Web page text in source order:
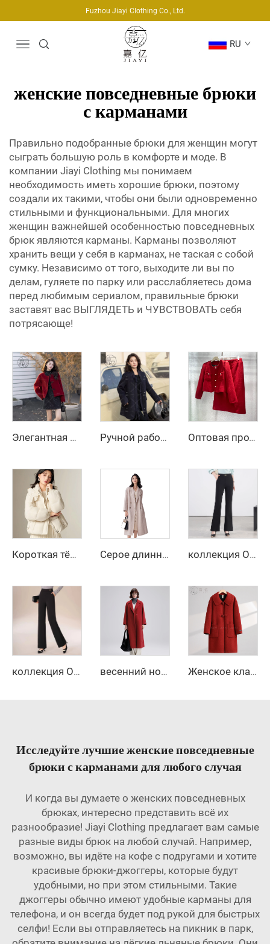
Fuzhou Jiayi Clothing Co., Ltd.
RU
женские повседневные брюки
с карманами
Правильно подобранные брюки для женщин могут
сыграть большую роль в комфорте и моде. В
компании Jiayi Clothing мы понимаем
необходимость иметь хорошие брюки, поэтому
создали их такими, чтобы они были одновременно
стильными и функциональными. Для многих
женщин важнейшей особенностью повседневных
брюк являются карманы. Карманы позволяют
хранить вещи у себя в карманах, не таская с собой
сумку. Независимо от того, выходите ли вы по
делам, гуляете по парку или расслабляетесь дома
перед любимым сериалом, правильные брюки
заставят вас ВЫГЛЯДЕТЬ и ЧУВСТВОВАТЬ себя
потрясающе!
Элегантная красная куртка с длинным рукавом для девочки на осень и зиму, повседневная однотонная модель из женской шерсти и смесовых материалов Ручной работы женское двустороннее шерстяное пальто, весенне-зимний длинный тренч, приталенное шерстяное пальто с однобортной застёжкой Оптовая продажа женских офисных костюмов, красный деловой костюм, двойной костюм из твида, юбка-блузка, платье для женщин
Короткая тёплая одежда для женщин, длинная пуховая куртка, белый пух, корейская женская куртка, усиленная женская зимняя куртка, куртки, холод Серое длинное пальто повседневного женского модного силуэта с лацканами, длинными рукавами и поясом коллекция Осень-Зима 2025 — новые свободные прямые повседневные брюки с высокой талией, размер — облегающий крой с однотонным рисунком
коллекция Осень-Зима 2025 — новые свободные прямые повседневные брюки с высокой талией, размер — облегающий крой с однотонным рисунком весенний новинка 2025, элегантное длинное кашемировое пальто с поясом, свободного кроя, с отложным воротником, пальто из корейской шерсти с эффектом водяной ряби, женское Женское классическое двустороннее шерстяное длинное пальто, тёплое однобортное зимнее пальто с отложным воротником, застёжка на пояс, с капюшоном из кашемира
Исследуйте лучшие женские повседневные
брюки с карманами для любого случая
И когда вы думаете о женских повседневных
брюках, интересно представить всё их
разнообразие! Jiayi Clothing предлагает вам самые
разные виды брюк на любой случай. Например,
возможно, вы идёте на кофе с подругами и хотите
красивые брюки-джоггеры, которые будут
удобными, но при этом стильными. Такие
джоггеры обычно имеют удобные карманы для
телефона, и он всегда будет под рукой для быстрых
селфи! Если вы отправляетесь на пикник в парк,